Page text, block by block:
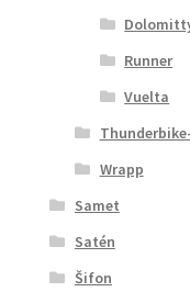
Runner
Vuelta
Wrapp
Samet
Satén
Šifon